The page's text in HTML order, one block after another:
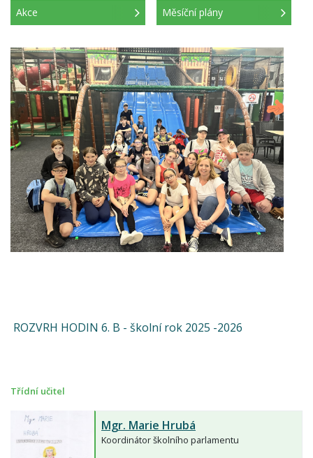
Akce Měsíční plány
ROZVRH HODIN 6. B - školní rok 2025 -2026
Třídní učitel
Mgr. Marie Hrubá
Koordinátor školního parlamentu